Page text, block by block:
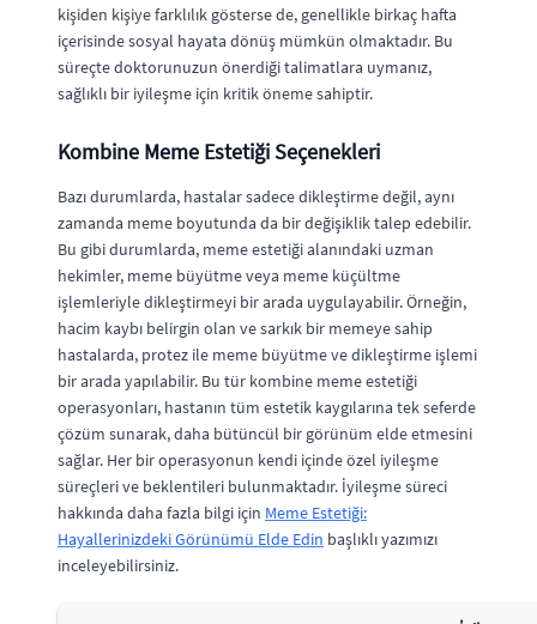
kişiden kişiye farklılık gösterse de, genellikle birkaç hafta
içerisinde sosyal hayata dönüş mümkün olmaktadır. Bu
süreçte doktorunuzun önerdiği talimatlara uymanız,
sağlıklı bir iyileşme için kritik öneme sahiptir.
Kombine Meme Estetiği Seçenekleri
Bazı durumlarda, hastalar sadece dikleştirme değil, aynı
zamanda meme boyutunda da bir değişiklik talep edebilir.
Bu gibi durumlarda, meme estetiği alanındaki uzman
hekimler, meme büyütme veya meme küçültme
işlemleriyle dikleştirmeyi bir arada uygulayabilir. Örneğin,
hacim kaybı belirgin olan ve sarkık bir memeye sahip
hastalarda, protez ile meme büyütme ve dikleştirme işlemi
bir arada yapılabilir. Bu tür kombine meme estetiği
operasyonları, hastanın tüm estetik kaygılarına tek seferde
çözüm sunarak, daha bütüncül bir görünüm elde etmesini
sağlar. Her bir operasyonun kendi içinde özel iyileşme
süreçleri ve beklentileri bulunmaktadır. İyileşme süreci
hakkında daha fazla bilgi için Meme Estetiği:
Hayallerinizdeki Görünümü Elde Edin başlıklı yazımızı
inceleyebilirsiniz.